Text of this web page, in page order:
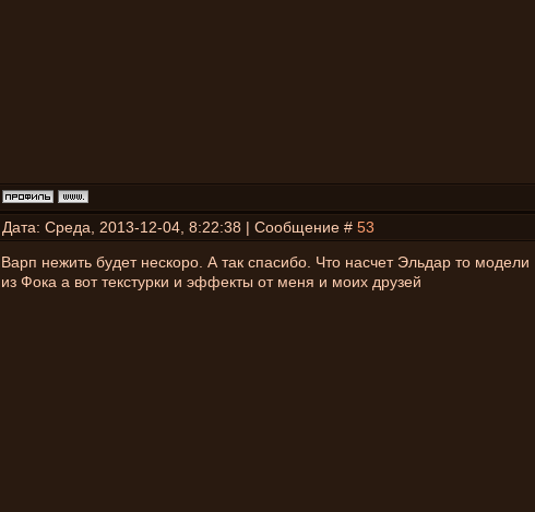
Дата: Среда, 2013-12-04, 8:22:38 | Сообщение # 53
Варп нежить будет нескоро. А так спасибо. Что насчет Эльдар то модели
из Фока а вот текстурки и эффекты от меня и моих друзей